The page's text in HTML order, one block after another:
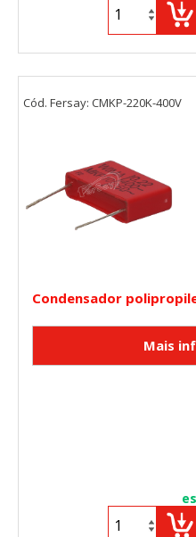
Condensador
Cód. Fersay: CMKP-220K-400V